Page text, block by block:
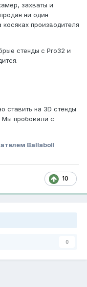
захваты и
ни один
косяках производителя
стенды с Pro32 и
ставить на 3D стенды
Мы пробовали с
Ballaboll
10
0